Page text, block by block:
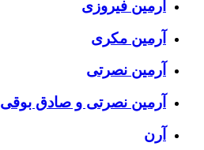
آرمین فیروزی
آرمین مکری
آرمین نصرتی
آرمین نصرتی و صادق بوقی
آرن